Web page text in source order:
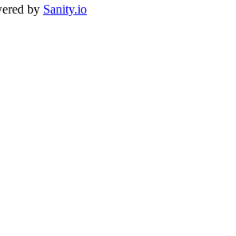
by Sanity.io